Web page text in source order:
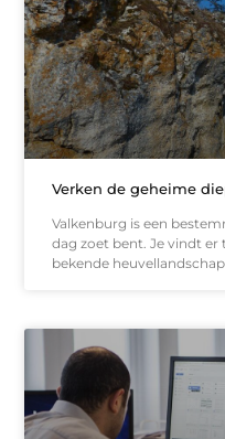
Verken de geheime
Valkenburg is een
dag zoet bent. Je vindt er
bekende